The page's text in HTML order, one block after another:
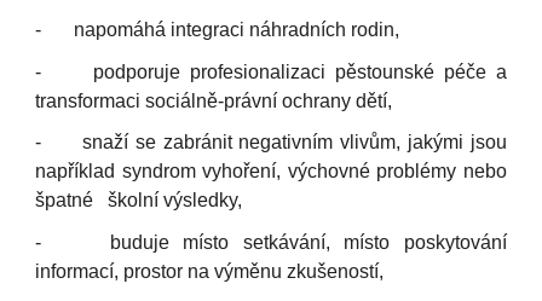
- napomáhá integraci náhradních rodin,
-
podporuje profesionalizaci pěstounské péče a
transformaci sociálně-právní ochrany dětí,
-
snaží se zabránit negativním vlivům, jakými jsou
například syndrom vyhoření, výchovné problémy nebo
špatné školní výsledky,
-
buduje místo setkávání, místo poskytování
informací, prostor na výměnu zkušeností,